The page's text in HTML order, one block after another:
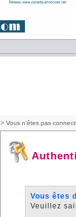
> Vous n'êtes pas
Vous êtes
Veuillez